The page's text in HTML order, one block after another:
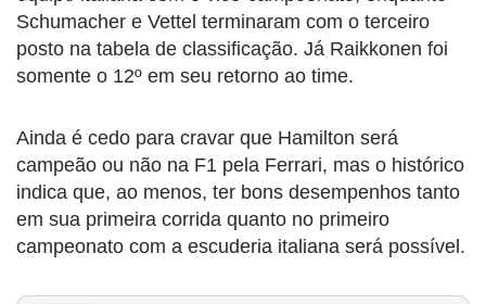
Schumacher e Vettel terminaram com o terceiro
posto na tabela de classificação. Já Raikkonen foi
somente o 12º em seu retorno ao time.
Ainda é cedo para cravar que Hamilton será
campeão ou não na F1 pela Ferrari, mas o histórico
indica que, ao menos, ter bons desempenhos tanto
em sua primeira corrida quanto no primeiro
campeonato com a escuderia italiana será possível.